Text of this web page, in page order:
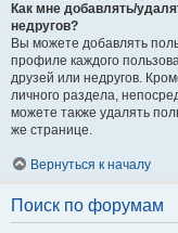
Как мне добавлять/
недругов?
Вы можете добавлять
профиле каждого
друзей или недругов.
личного раздела,
можете также удалять
же странице.
Вернуться к началу
Поиск по форумам